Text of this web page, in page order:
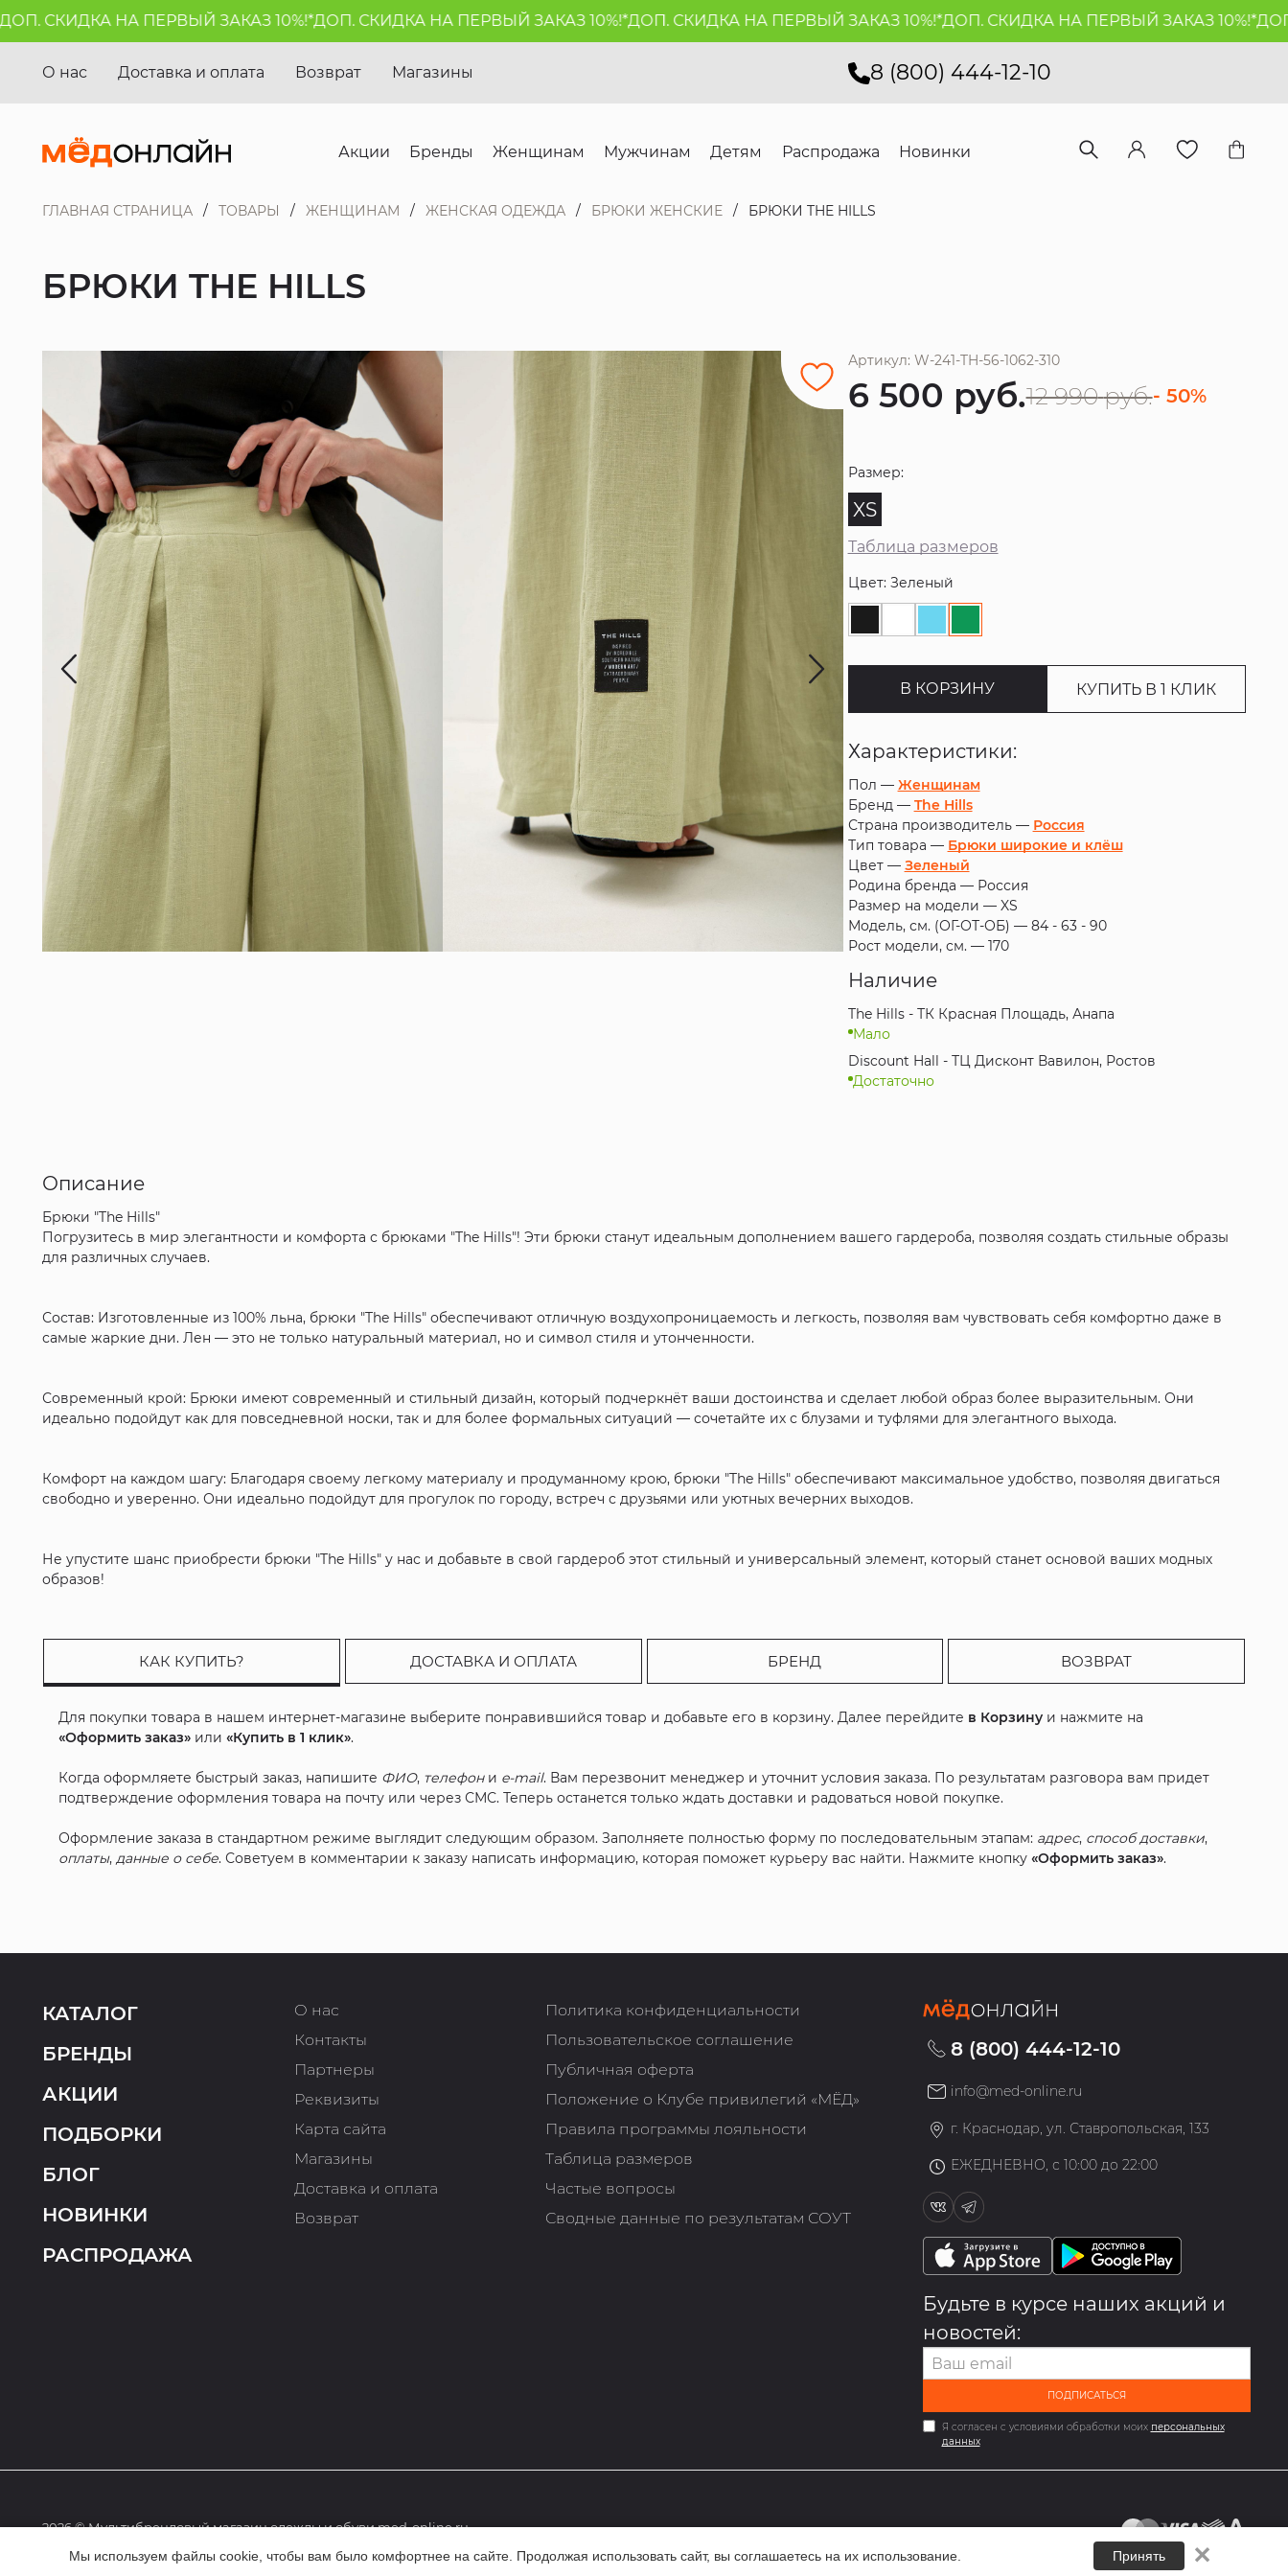
Мы используем файлы cookie, чтобы вам было комфортнее на сайте. Продолжая использовать сайт, вы соглашаетесь на их использование. Принять ✕
СКИДКА НА ПЕРВЫЙ ЗАКАЗ 10%!*ДОП. СКИДКА НА ПЕРВЫЙ ЗАКАЗ 10%!*ДОП. СКИДКА НА ПЕРВЫЙ ЗАКАЗ 10%!*ДОП. СКИДКА НА ПЕРВЫЙ ЗАКАЗ 10%!*ДОП.
8 (800) 444-12-10
О нас Доставка и оплата Возврат Магазины
Акции Бренды Женщинам Мужчинам Детям Распродажа Новинки
ГЛАВНАЯ СТРАНИЦА ТОВАРЫ ЖЕНЩИНАМ ЖЕНСКАЯ ОДЕЖДА БРЮКИ ЖЕНСКИЕ БРЮКИ THE HILLS
БРЮКИ THE HILLS
Артикул: W-241-TH-56-1062-310
6 500 руб.12 990 руб.- 50%
Размер:
XS
Таблица размеров
Цвет: Зеленый
В КОРЗИНУ КУПИТЬ В 1 КЛИК
Характеристики:
Пол — Женщинам
Бренд — The Hills
Страна производитель — Россия
Тип товара — Брюки широкие и клёш
Цвет — Зеленый
Родина бренда — Россия
Размер на модели — XS
Модель, см. (ОГ-ОТ-ОБ) — 84 - 63 - 90
Рост модели, см. — 170
Наличие
The Hills - ТК Красная Площадь, Анапа
Мало
Discount Hall - ТЦ Дисконт Вавилон, Ростов
Достаточно
Описание
Брюки "The Hills"
Погрузитесь в мир элегантности и комфорта с брюками "The Hills"! Эти брюки станут идеальным дополнением вашего гардероба, позволяя создать стильные образы
для различных случаев.
Состав: Изготовленные из 100% льна, брюки "The Hills" обеспечивают отличную воздухопроницаемость и легкость, позволяя вам чувствовать себя комфортно даже в
самые жаркие дни. Лен — это не только натуральный материал, но и символ стиля и утонченности.
Современный крой: Брюки имеют современный и стильный дизайн, который подчеркнёт ваши достоинства и сделает любой образ более выразительным. Они
идеально подойдут как для повседневной носки, так и для более формальных ситуаций — сочетайте их с блузами и туфлями для элегантного выхода.
Комфорт на каждом шагу: Благодаря своему легкому материалу и продуманному крою, брюки "The Hills" обеспечивают максимальное удобство, позволяя двигаться
свободно и уверенно. Они идеально подойдут для прогулок по городу, встреч с друзьями или уютных вечерних выходов.
Не упустите шанс приобрести брюки "The Hills" у нас и добавьте в свой гардероб этот стильный и универсальный элемент, который станет основой ваших модных
образов!
КАК КУПИТЬ? ДОСТАВКА И ОПЛАТА БРЕНД ВОЗВРАТ
Для покупки товара в нашем интернет-магазине выберите понравившийся товар и добавьте его в корзину. Далее перейдите в Корзину и нажмите на
«Оформить заказ» или«Купить в 1 клик».
Когда оформляете быстрый заказ, напишите ФИО, телефони e-mail. Вам перезвонит менеджер и уточнит условия заказа. По результатам разговора вам придет
подтверждение оформления товара на почту или через СМС. Теперь останется только ждать доставки и радоваться новой покупке.
Оформление заказа в стандартном режиме выглядит следующим образом. Заполняете полностью форму по последовательным этапам: адрес, способ доставки,
оплаты,данные о себе. Советуем в комментарии к заказу написать информацию, которая поможет курьеру вас найти. Нажмите кнопку«Оформить заказ».
КАТАЛОГ
БРЕНДЫ
АКЦИИ
ПОДБОРКИ
БЛОГ
НОВИНКИ
РАСПРОДАЖА
О нас
Контакты
Партнеры
Реквизиты
Карта сайта
Магазины
Доставка и оплата
Возврат
Политика конфиденциальности
Пользовательское соглашение
Публичная оферта
Положение о Клубе привилегий «МЁД»
Правила программы лояльности
Таблица размеров
Частые вопросы
Сводные данные по результатам СОУТ
8 (800) 444-12-10
info@med-online.ru
г. Краснодар, ул. Ставропольская, 133
ЕЖЕДНЕВНО, с 10:00 до 22:00
Будьте в курсе наших акций и
новостей:
ПОДПИСАТЬСЯ
Я согласен с условиями обработки моих персональных
данных
2026 © Мультибрендовый магазин одежды и обуви med-online.ru